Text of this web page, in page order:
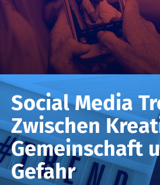
Social Media
Zwischen
Gemeinschaft
Gefahr